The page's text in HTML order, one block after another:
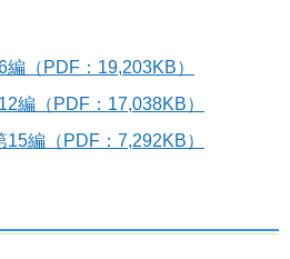
（PDF：19,203KB）
編（PDF：17,038KB）
編（PDF：7,292KB）